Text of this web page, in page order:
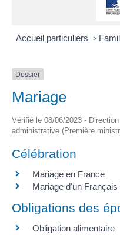
Accueil particuliers >
Dossier
Mariage
Vérifié le 08/06/2023 -
administrative (Première
Célébration
Mariage en France
Mariage d'un Français
Obligations des
Obligation alimentaire